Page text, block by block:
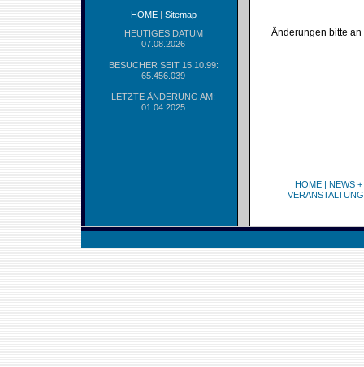
HOME| Sitemap
HEUTIGES DATUM
07.08.2026
BESUCHER SEIT 15.10.99:
65.456.039
LETZTE ÄNDERUNG AM:
01.04.2025
Änderungen bitte an
HOME| NEWS